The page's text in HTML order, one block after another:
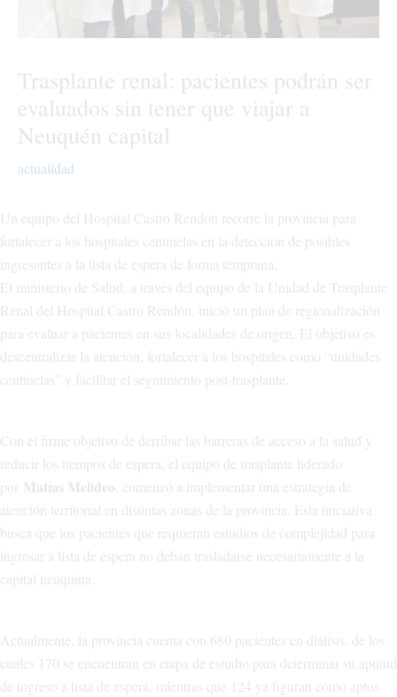
Trasplante renal: pacientes podrán ser
evaluados sin tener que viajar a
Neuquén capital
actualidad
Un equipo del Hospital Castro Rendón recorre la provincia para
fortalecer a los hospitales centinelas en la detección de posibles
ingresantes a la lista de espera de forma temprana.
El ministerio de Salud, a través del equipo de la Unidad de Trasplante
Renal del Hospital Castro Rendón, inició un plan de regionalización
para evaluar a pacientes en sus localidades de origen. El objetivo es
descentralizar la atención, fortalecer a los hospitales como “unidades
centinelas” y facilitar el seguimiento post-trasplante.
Con el firme objetivo de derribar las barreras de acceso a la salud y
reducir los tiempos de espera, el equipo de trasplante liderado
por Matías Melideo , comenzó a implementar una estrategia de
atención territorial en distintas zonas de la provincia. Esta iniciativa
busca que los pacientes que requieran estudios de complejidad para
ingresar a lista de espera no deban trasladarse necesariamente a la
capital neuquina.
Actualmente, la provincia cuenta con 680 pacientes en diálisis, de los
cuales 170 se encuentran en etapa de estudio para determinar su aptitud
de ingreso a lista de espera, mientras que 124 ya figuran como aptos